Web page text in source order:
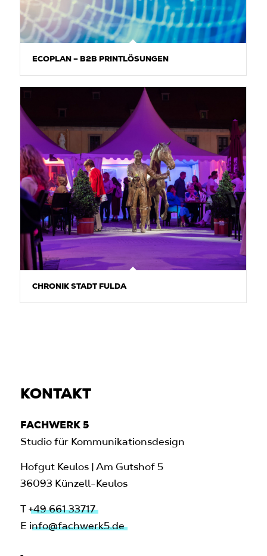
ECOPLAN – B2B PRINTLÖSUNGEN
CHRONIK STADT FULDA
KONTAKT
FACHWERK 5
Studio für Kommunikationsdesign
Hofgut Keulos | Am Gutshof 5
36093 Künzell-Keulos
T+49 661 33717
E info@fachwerk5.de